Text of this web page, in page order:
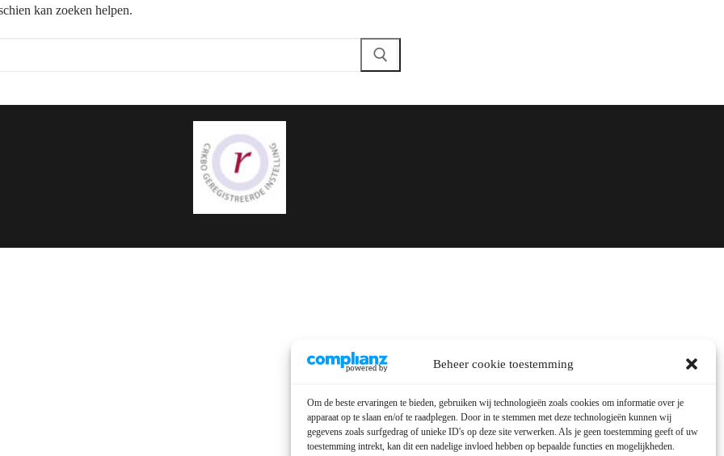
Beheer cookie toestemming
Om de beste ervaringen te bieden, gebruiken wij technologieën zoals cookies om informatie over je
apparaat op te slaan en/of te raadplegen. Door in te stemmen met deze technologieën kunnen wij
gegevens zoals surfgedrag of unieke ID's op deze site verwerken. Als je geen toestemming geeft of uw
toestemming intrekt, kan dit een nadelige invloed hebben op bepaalde functies en mogelijkheden.
kan zoeken helpen.